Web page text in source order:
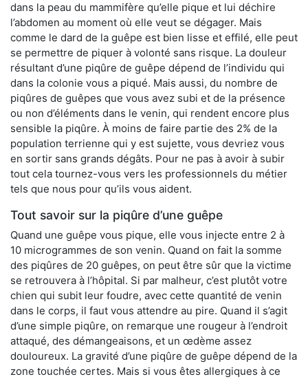
dans la peau du mammifère qu’elle pique et lui déchire
l’abdomen au moment où elle veut se dégager. Mais
comme le dard de la guêpe est bien lisse et effilé, elle peut
se permettre de piquer à volonté sans risque. La douleur
résultant d’une piqûre de guêpe dépend de l’individu qui
dans la colonie vous a piqué. Mais aussi, du nombre de
piqûres de guêpes que vous avez subi et de la présence
ou non d’éléments dans le venin, qui rendent encore plus
sensible la piqûre. À moins de faire partie des 2% de la
population terrienne qui y est sujette, vous devriez vous
en sortir sans grands dégâts. Pour ne pas à avoir à subir
tout cela tournez-vous vers les professionnels du métier
tels que nous pour qu’ils vous aident.
Tout savoir sur la piqûre d’une guêpe
Quand une guêpe vous pique, elle vous injecte entre 2 à
10 microgrammes de son venin. Quand on fait la somme
des piqûres de 20 guêpes, on peut être sûr que la victime
se retrouvera à l’hôpital. Si par malheur, c’est plutôt votre
chien qui subit leur foudre, avec cette quantité de venin
dans le corps, il faut vous attendre au pire. Quand il s’agit
d’une simple piqûre, on remarque une rougeur à l’endroit
attaqué, des démangeaisons, et un œdème assez
douloureux. La gravité d’une piqûre de guêpe dépend de la
zone touchée certes. Mais si vous êtes allergiques à ce